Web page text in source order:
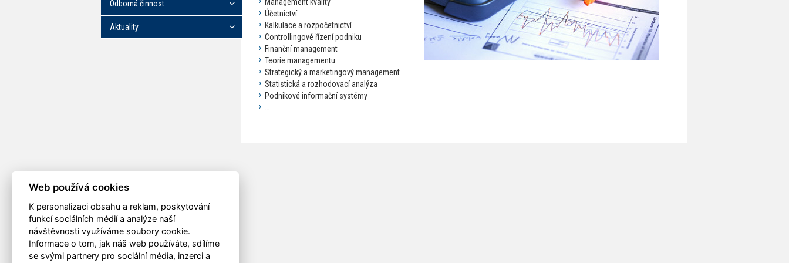
Odborná činnost
Aktuality
Účetnictví
Kalkulace a rozpočetnictví
Controllingové řízení podniku
Finanční management
Teorie managementu
Strategický a marketingový management
Statistická a rozhodovací analýza
Podnikové informační systémy
Web používá cookies
K personalizaci obsahu a reklam, poskytování
funkcí sociálních médií a analýze naší
návštěvnosti využíváme soubory cookie.
Informace o tom, jak náš web používáte, sdílíme
se svými partnery pro sociální média, inzerci a